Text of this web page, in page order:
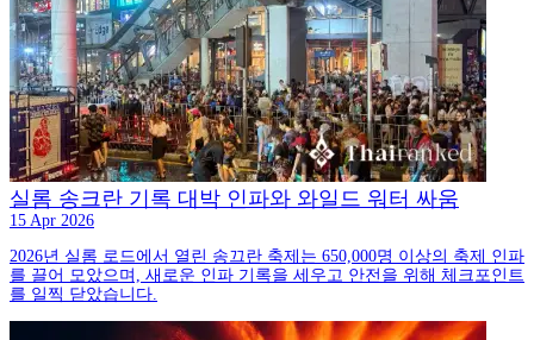
실롬 송크란 기록 대박 인파와 와일드 워터 싸움
15 Apr 2026
2026년 실롬 로드에서 열린 송끄란 축제는 650,000명 이상의 축제 인파
를 끌어 모았으며, 새로운 인파 기록을 세우고 안전을 위해 체크포인트
를 일찍 닫았습니다.